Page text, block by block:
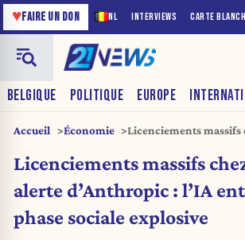
NL INTERVIEWS CARTE
♥FAIRE UN DON
BELGIQUE POLITIQUE EUROPE
Accueil Économie
Licenciements massifs
sociale explosive
Licenciements massifs
alerte d’Anthropic : l’IA
phase sociale explosive